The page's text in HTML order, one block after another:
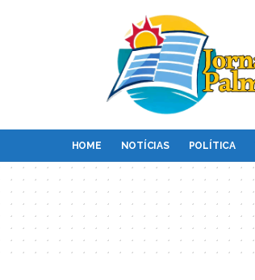
HOME NOTÍCIAS POLÍTICA